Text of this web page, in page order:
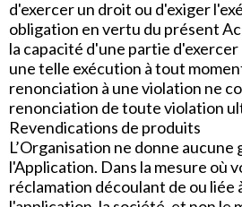
d'exercer un droit ou d'exiger
obligation en vertu du présent
la capacité d'une partie
une telle exécution à tout
renonciation à une violation ne
renonciation de toute violation
Revendications de produits
L’Organisation ne donne
l'Application. Dans la mesure où
réclamation découlant de ou liée